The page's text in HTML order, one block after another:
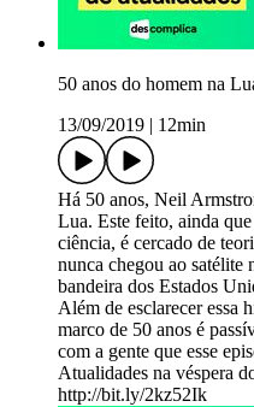
50 anos do homem na
13/09/2019
12min
Há 50 anos, Neil
Lua. Este feito, ainda
ciência, é cercado de
nunca chegou ao satélite
bandeira dos Estados
Além de esclarecer essa
marco de 50 anos é
com a gente que esse
Atualidades na véspera
http://bit.ly/2kz52Ik